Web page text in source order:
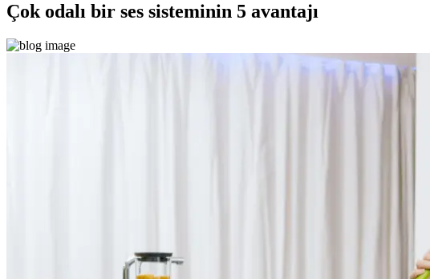
Çok odalı bir ses sisteminin 5 avantajı